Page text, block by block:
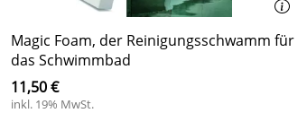
Magic Foam, der Reinigungsschwamm für
das Schwimmbad
11,50 €
inkl. 19% MwSt.